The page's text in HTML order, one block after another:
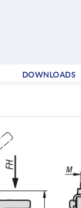
DOWNLOADS